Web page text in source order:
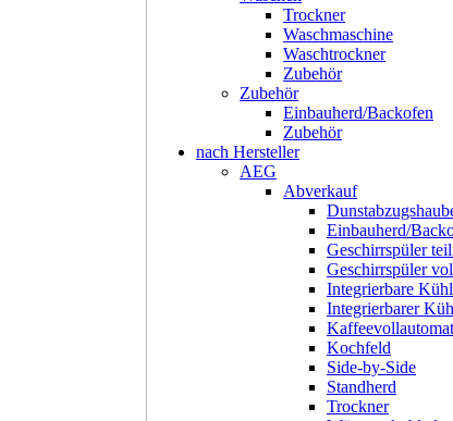
Trockner
Waschmaschine
Waschtrockner
Zubehör
Zubehör
Einbauherd/Backofen
Zubehör
nach Hersteller
AEG
Abverkauf
Einbauherd/
Geschirrspüler
Geschirrspüler
Integrierbare
Integrierbarer
Kochfeld
Side-by-Side
Standherd
Trockner